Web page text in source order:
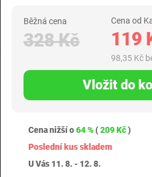
Běžná cena
328 Kč
Cena od
119
98,35 Kč
Vložit do
Cena nižší o64 % (209 Kč)
Poslední kus skladem
U Vás 11. 8. - 12. 8.